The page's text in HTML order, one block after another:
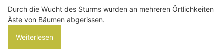
Durch die Wucht des Sturms wurden an mehreren Örtlichkeiten
Äste von Bäumen abgerissen.
Weiterlesen